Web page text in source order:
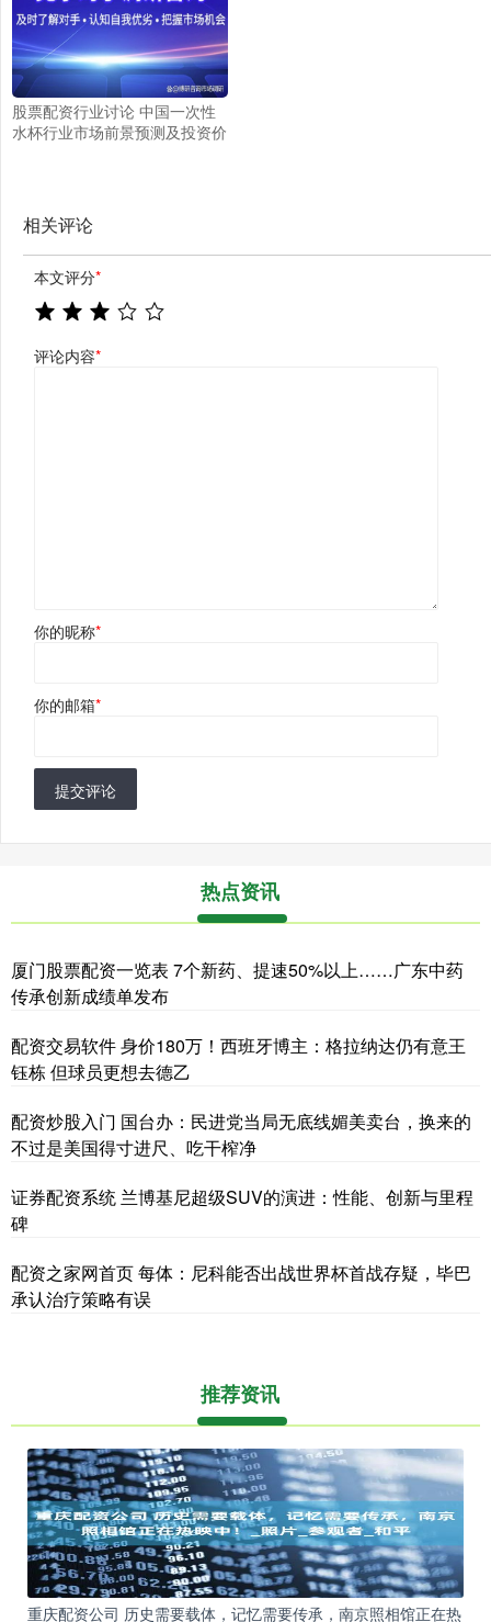
股票配资行业讨论 中国一次性
水杯行业市场前景预测及投资价
相关评论
本文评分*
评论内容*
你的昵称*
你的邮箱*
提交评论
热点资讯
厦门股票配资一览表 7个新药、提速50%以上……广东中药
传承创新成绩单发布
配资交易软件 身价180万！西班牙博主：格拉纳达仍有意王
钰栋 但球员更想去德乙
配资炒股入门 国台办：民进党当局无底线媚美卖台，换来的
不过是美国得寸进尺、吃干榨净
证券配资系统 兰博基尼超级SUV的演进：性能、创新与里程
碑
配资之家网首页 每体：尼科能否出战世界杯首战存疑，毕巴
承认治疗策略有误
推荐资讯
重庆配资公司 历史需要载体，记忆需要传承，南京照相馆正在热